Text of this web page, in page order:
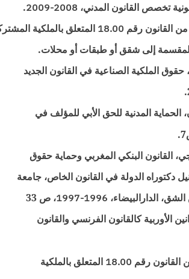
تخصص القانون المدني،2008-2009
.
رقم18.00المتعلق بالملكية المشتركة
إلى شقق أو طبقات أو محلات.
الملكية الصناعية في القانون الجديد
المدنية للحق الأبي للمؤلف في
البنكي المغربي وحماية حقوق
الدولة في القانون الخاص، جامعة
الدارالبيضاء،1996-1997 ، ص 33
كالقانون الفرنسي والقانون
18.00المتعلق بالملكية